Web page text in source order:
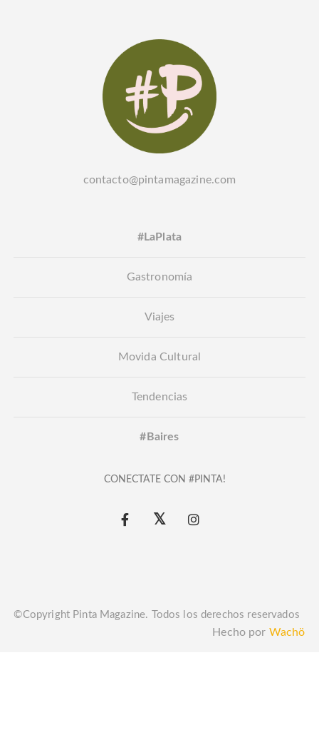
contacto@pintamagazine.com
#LaPlata
Gastronomía
Viajes
Movida Cultural
Tendencias
#Baires
CONECTATE CON #PINTA!
©Copyright Pinta Magazine. Todos los derechos reservados
Hecho por Wachö